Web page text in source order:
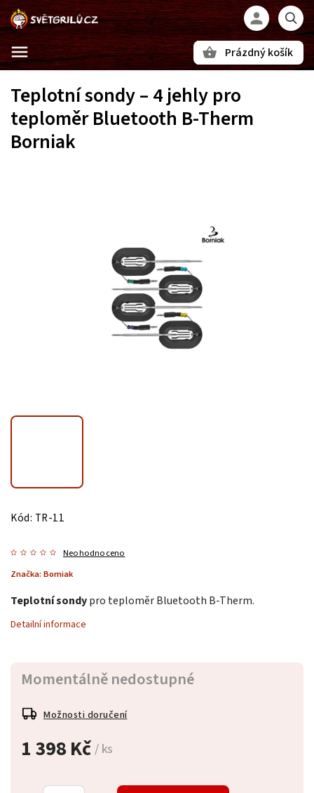
Prázdný košík
Teplotní sondy – 4 jehly pro
teploměr Bluetooth B-Therm
Borniak
Kód: TR-11
Neohodnoceno
Značka: Borniak
1 398 Kč/ ks
Momentálně nedostupné
Možnosti doručení
Teplotní sondypro teploměr Bluetooth B-Therm.
Detailní informace